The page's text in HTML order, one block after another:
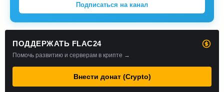
Подписаться на канал
ПОДДЕРЖАТЬ FLAC24
Помочь развитию и серверам в крипте →
Внести донат (Crypto)